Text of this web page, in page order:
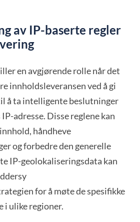
av IP-baserte regler
en avgjørende rolle når det
innholdsleveransen ved å gi
å ta intelligente beslutninger
adresse. Disse reglene kan
håndheve
og forbedre den generelle
IP-geolokaliseringsdata kan
for å møte de spesifikke
i ulike regioner.